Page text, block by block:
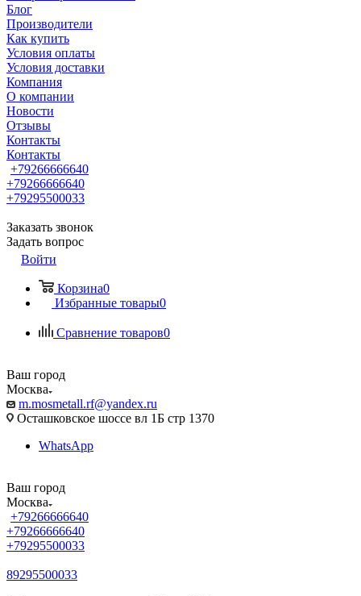
Блог
Производители
Как купить
Условия оплаты
Условия доставки
Компания
О компании
Новости
Отзывы
Контакты
Контакты
+79266666640
+79266666640
+79295500033
Заказать звонок
Задать вопрос
Войти
Корзина0
Избранные товары0
Сравнение товаров0
Ваш город
Москва
m.mosmetall.rf@yandex.ru
Осташковское шоссе вл 1Б стр 1370
WhatsApp
Ваш город
Москва
+79266666640
+79266666640
+79295500033
89295500033